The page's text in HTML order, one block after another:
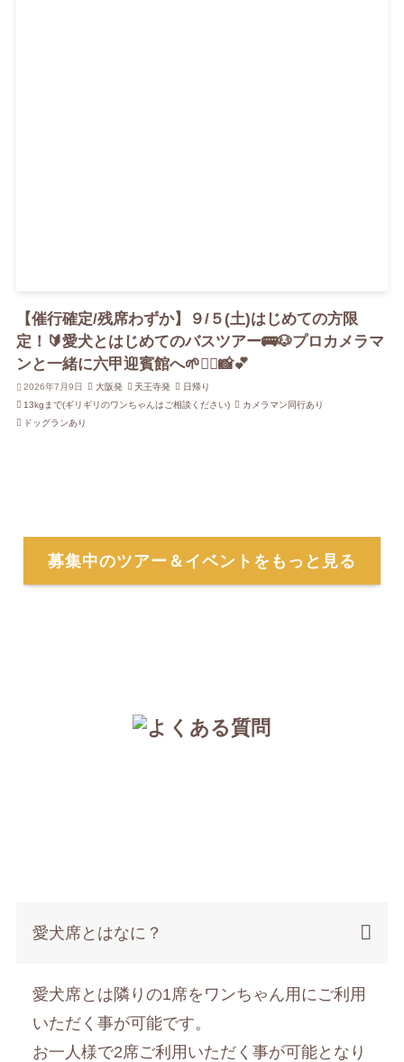
【催行確定/残席わずか】９/５(土)はじめての方限
定！🔰愛犬とはじめてのバスツアー🚌🐶プロカメラマ
ンと一緒に六甲迎賓館へ🌱👨‍⚕️📸💕
2026年7月9日 大阪発 天王寺発
日帰り
13kgまで(ギリギリのワンちゃんはご相談ください)
カメラマン同行あり
ドッグランあり
募集中のツアー＆イベントをもっと見る
愛犬席とはなに？
愛犬席とは隣りの1席をワンちゃん用にご利用
いただく事が可能です。
お一人様で2席ご利用いただく事が可能となり